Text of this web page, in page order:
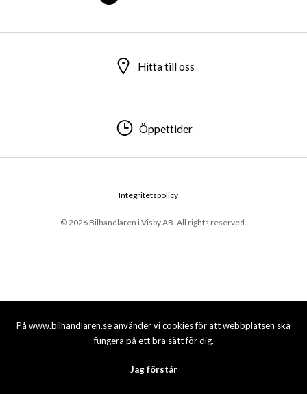
På www.bilhandlaren.se använder vi cookies för att webbplatsen ska
fungera på ett bra sätt för dig.
Jag förstår
Hitta till oss
Öppettider
© 2026 Bilhandlaren i Visby AB. All rights reserved.
Integritetspolicy